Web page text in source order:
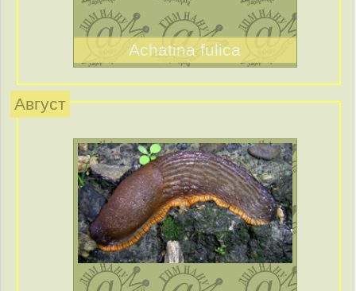
Achatina fulica
Август